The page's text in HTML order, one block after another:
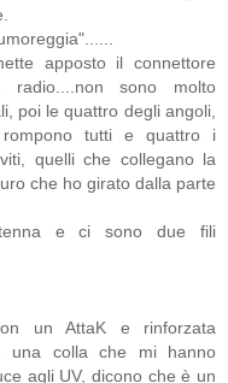
apposto il connettore
radio....non sono molto
poi le quattro degli angoli,
tutti e quattro i
quelli che collegano la
che ho girato dalla parte
e ci sono due fili
un AttaK e rinforzata
una colla che mi hanno
agli UV, dicono che è un